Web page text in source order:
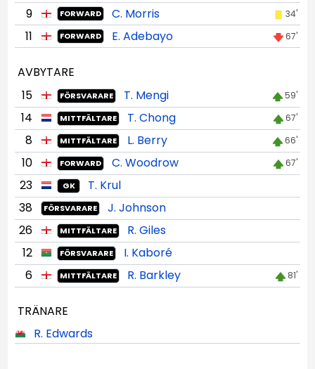
9
FORWARD C. Morris 34'
11 FORWARD E. Adebayo 67'
AVBYTARE
15
FÖRSVARARE T. Mengi 59'
14 MITTFÄLTARE T. Chong 67'
8 MITTFÄLTARE L. Berry 66'
10 FORWARD C. Woodrow 67'
23 GK
T. Krul
38
FÖRSVARARE
J. Johnson
26
MITTFÄLTARE
R. Giles
12
FÖRSVARARE
I. Kaboré
6
MITTFÄLTARE R. Barkley 81'
TRÄNARE
R. Edwards